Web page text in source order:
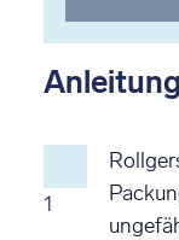
Anleitung
1